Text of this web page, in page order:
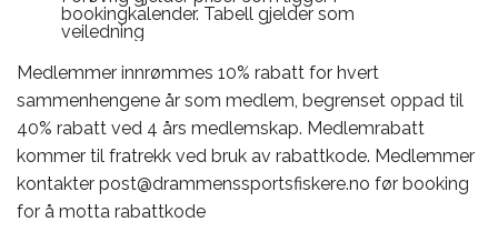
bookingkalender. Tabell gjelder som
veiledning
Medlemmer innrømmes 10% rabatt for hvert
sammenhengene år som medlem, begrenset oppad til
40% rabatt ved 4 års medlemskap. Medlemrabatt
kommer til fratrekk ved bruk av rabattkode. Medlemmer
kontakter post@drammenssportsfiskere.no før booking
for å motta rabattkode